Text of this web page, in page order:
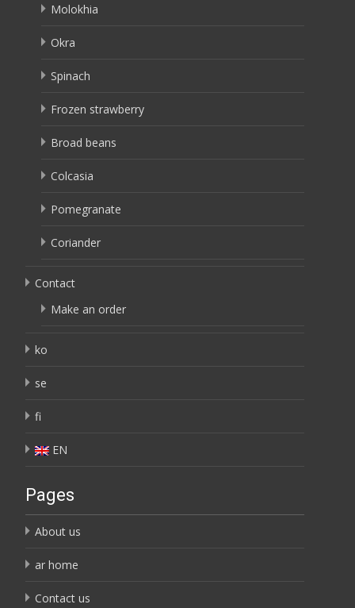
Molokhia
Okra
Spinach
Frozen strawberry
Broad beans
Colcasia
Pomegranate
Coriander
Contact
Make an order
ko
se
fi
EN
Pages
About us
ar home
Contact us